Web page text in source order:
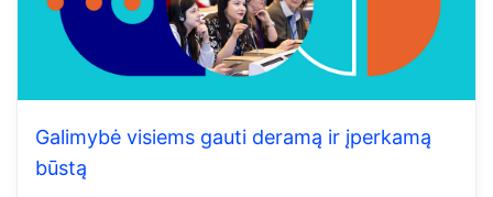
Galimybė visiems gauti deramą ir įperkamą
būstą